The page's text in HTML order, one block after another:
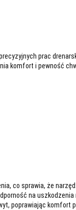
prac
komfort i pewność
co sprawia, że
na
poprawiając komfort